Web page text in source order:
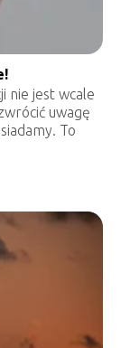
nie jest wcale
uwagę
To